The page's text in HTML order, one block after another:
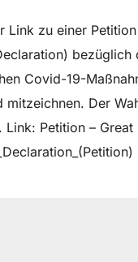
Link zu einer
bezüglich
Covid-19-
mitzeichnen. Der
Link: Petition – Great